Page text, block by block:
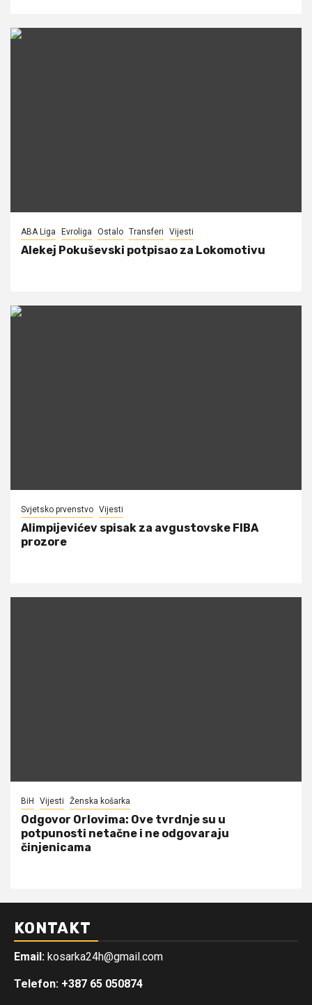
ABA Liga Evroliga Ostalo Transferi Vijesti
Alekej Pokuševski potpisao za Lokomotivu
Svjetsko prvenstvo Vijesti
Alimpijevićev spisak za avgustovske FIBA
prozore
BiH Vijesti Ženska košarka
Odgovor Orlovima: ​Ove tvrdnje su u
potpunosti netačne i ne odgovaraju
činjenicama
KONTAKT
Email: kosarka24h@gmail.com
Telefon: +387 65 050874